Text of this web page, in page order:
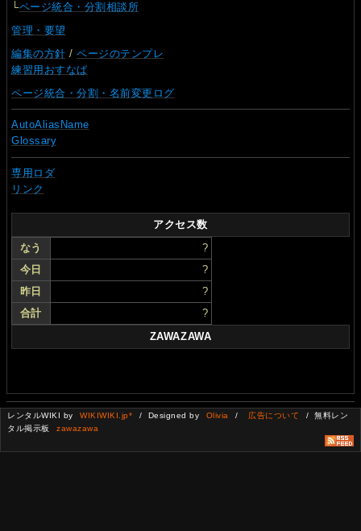
└ページ統合・分割相談所
管理・要望
編集の方針 /ページのテンプレ
練習用おすなば
ページ統合・分割・名前変更ログ
AutoAliasName
Glossary
専用ロダ
リンク
アクセス数
なう
?
今日
?
昨日
?
合計
?
ZAWAZAWA
レンタルWIKI by WIKIWIKI.jp* / Designed by Olivia / 広告について
/ 無料レン
タル掲示板
zawazawa